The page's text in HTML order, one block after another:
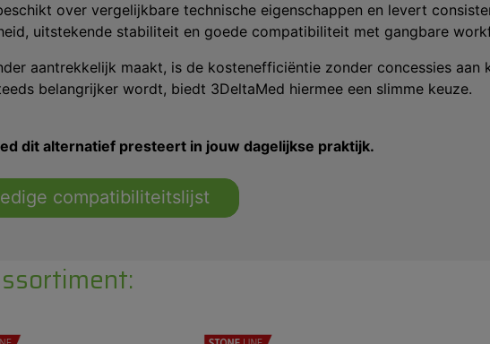
over vergelijkbare technische eigenschappen en levert
uitstekende stabiliteit en goede compatibiliteit met gangbare
aantrekkelijk maakt, is de kostenefficiëntie zonder concessies
belangrijker wordt, biedt 3DeltaMed hiermee een slimme keuze.
dit alternatief presteert in jouw dagelijkse praktijk.
compatibiliteitslijst